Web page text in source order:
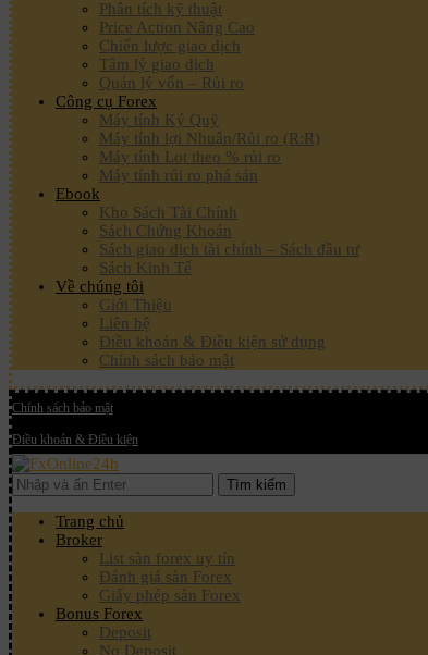
Phân tích kỹ thuật
Price Action Nâng Cao
Chiến lược giao dịch
Tâm lý giao dịch
Quản lý vốn – Rủi ro
Công cụ Forex
Máy tính Ký Quỹ
Máy tính lợi Nhuận/Rủi ro (R:R)
Máy tính Lot theo % rủi ro
Máy tính rủi ro phá sản
Ebook
Kho Sách Tài Chính
Sách Chứng Khoán
Sách giao dịch tài chính – Sách đầu tư
Sách Kinh Tế
Về chúng tôi
Giới Thiệu
Liên hệ
Điều khoản & Điều kiện sử dụng
Chính sách bảo mật
Chính sách bảo mật
Điều khoản & Điều kiện
Tìm kiếm
Trang chủ
Broker
List sàn forex uy tín
Đánh giá sàn Forex
Giấy phép sàn Forex
Bonus Forex
Deposit
No Deposit